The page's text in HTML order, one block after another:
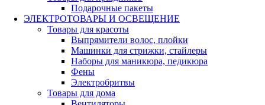
Подарочные пакеты
ЭЛЕКТРОТОВАРЫ И ОСВЕЩЕНИЕ
Товары для красоты
Выпрямители волос, плойки
Машинки для стрижки, стайлеры
Наборы для маникюра, педикюра
Фены
Электробритвы
Товары для дома